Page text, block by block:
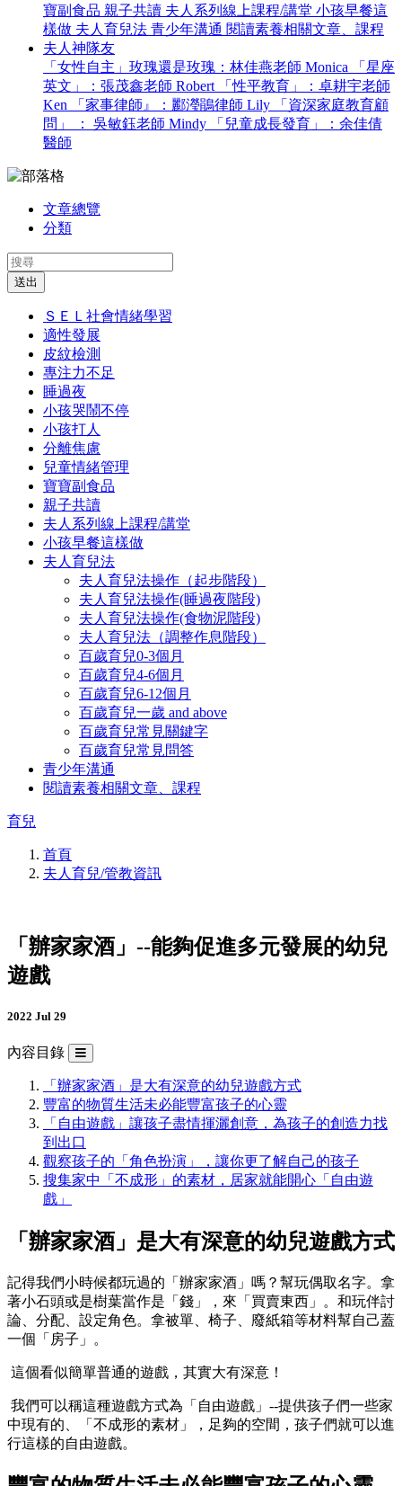
寶副食品 親子共讀 夫人系列線上課程/講堂 小孩早餐這
樣做 夫人育兒法 青少年溝通 閱讀素養相關文章、課程
夫人神隊友
「女性自主」玫瑰還是玫瑰：林佳燕老師 Monica
「星座
英文」：張茂鑫老師 Robert
「性平教育」：卓耕宇老師
Ken
「家事律師』：酈瀅鵑律師 Lily
「資深家庭教育顧
問」 ： 吳敏鈺老師 Mindy
「兒童成長發育」：余佳倩
醫師
文章總覽
分類
送出
ＳＥＬ社會情緒學習
適性發展
皮紋檢測
專注力不足
睡過夜
小孩哭鬧不停
小孩打人
分離焦慮
兒童情緒管理
寶寶副食品
親子共讀
夫人系列線上課程/講堂
小孩早餐這樣做
夫人育兒法
夫人育兒法操作（起步階段）
夫人育兒法操作(睡過夜階段)
夫人育兒法操作(食物泥階段)
夫人育兒法（調整作息階段）
百歲育兒0-3個月
百歲育兒4-6個月
百歲育兒6-12個月
百歲育兒一歲 and above
百歲育兒常見關鍵字
百歲育兒常見問答
青少年溝通
閱讀素養相關文章、課程
育兒
首頁
夫人育兒/管教資訊
「辦家家酒」--能夠促進多元發展的幼兒
遊戲
2022 Jul 29
內容目錄
「辦家家酒」是大有深意的幼兒遊戲方式
豐富的物質生活未必能豐富孩子的心靈
「自由遊戲」讓孩子盡情揮灑創意，為孩子的創造力找
到出口
觀察孩子的「角色扮演」，讓你更了解自己的孩子
搜集家中「不成形」的素材，居家就能開心「自由遊
戲」
「辦家家酒」是大有深意的幼兒遊戲方式
記得我們小時候都玩過的「辦家家酒」嗎？幫玩偶取名字。拿
著小石頭或是樹葉當作是「錢」，來「買賣東西」。和玩伴討
論、分配、設定角色。拿被單、椅子、廢紙箱等材料幫自己蓋
一個「房子」。
這個看似簡單普通的遊戲，其實大有深意！
我們可以稱這種遊戲方式為「自由遊戲」--提供孩子們一些家
中現有的、「不成形的素材」，足夠的空間，孩子們就可以進
行這樣的自由遊戲。